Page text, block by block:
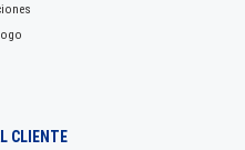
CLIENTE